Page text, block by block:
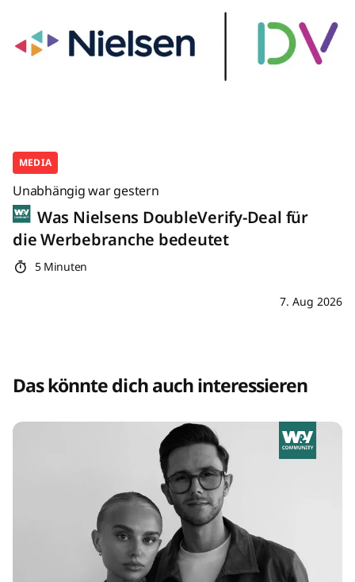
MEDIA
Unabhängig war gestern
Was Nielsens DoubleVerify-Deal für
die Werbebranche bedeutet
5 Minuten
7. Aug 2026
Das könnte dich auch interessieren